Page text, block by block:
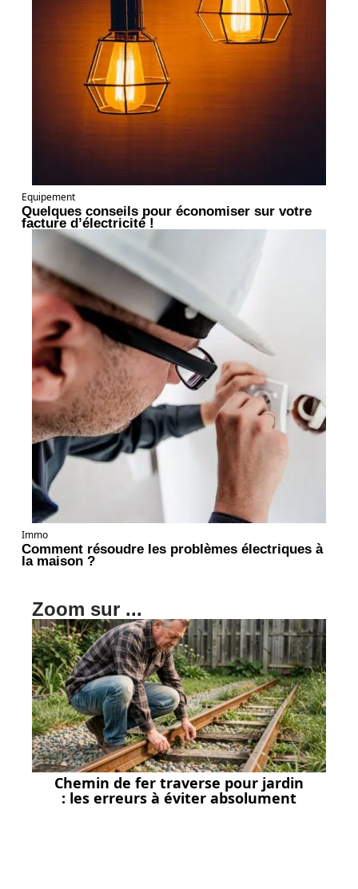
Equipement
Quelques conseils pour économiser sur votre
facture d’électricité !
Immo
Comment résoudre les problèmes électriques à
la maison ?
Zoom sur ...
Chemin de fer traverse pour jardin
: les erreurs à éviter absolument